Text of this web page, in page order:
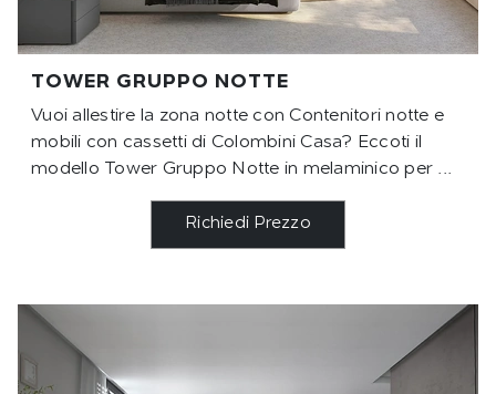
TOWER GRUPPO NOTTE
Vuoi allestire la zona notte con Contenitori notte e
mobili con cassetti di Colombini Casa? Eccoti il
modello Tower Gruppo Notte in melaminico per ...
Richiedi Prezzo